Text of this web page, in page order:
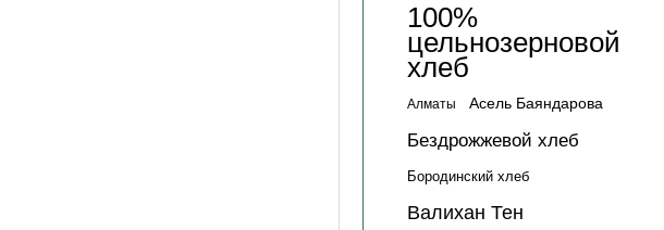
100%
цельнозерновой
хлеб
Алматы Асель Баяндарова
Бездрожжевой хлеб
Бородинский хлеб
Валихан Тен